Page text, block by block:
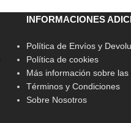
INFORMACIONES
Política de Envíos y
Política de cookies
Más información sobre las
Términos y Condiciones
Sobre Nosotros